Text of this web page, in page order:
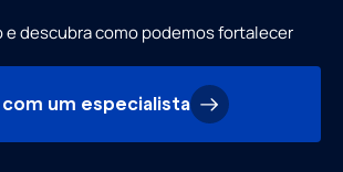
e descubra como podemos fortalecer
com um especialista